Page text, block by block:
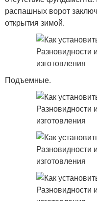
распашных ворот
открытия зимой.
Подъемные.